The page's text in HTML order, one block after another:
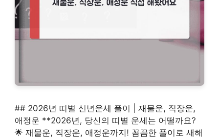
## 2026년 띠별 신년운세 풀이 | 재물운, 직장운,
애정운 **2026년, 당신의 띠별 운세는 어떨까요?
🌟 재물운, 직장운, 애정운까지! 꼼꼼한 풀이로 새해